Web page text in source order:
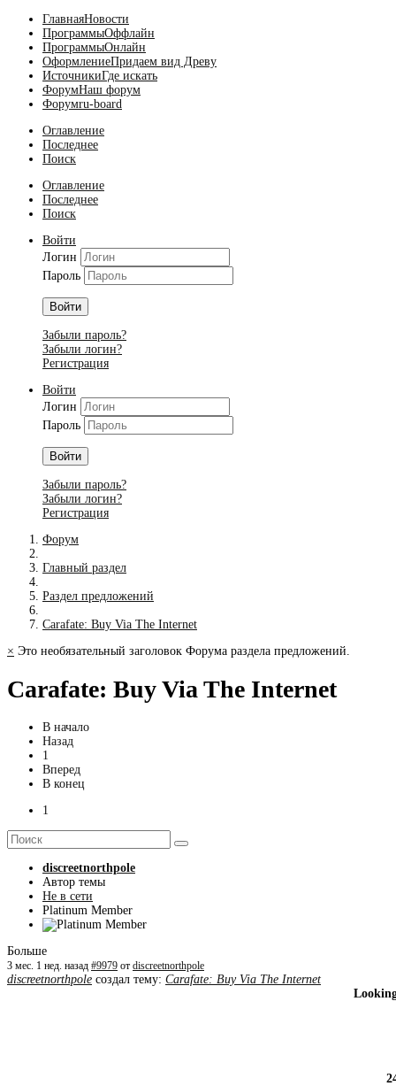
ГлавнаяНовости
ПрограммыОффлайн
ПрограммыОнлайн
ОформлениеПридаем вид Древу
ИсточникиГде искать
ФорумНаш форум
Форумru-board
Оглавление
Последнее
Поиск
Оглавление
Последнее
Поиск
Войти
Логин
Пароль
Войти
Забыли пароль?
Забыли логин?
Регистрация
Войти
Логин
Пароль
Войти
Забыли пароль?
Забыли логин?
Регистрация
Форум
Главный раздел
Раздел предложений
Carafate: Buy Via The Internet
× Это необязательный заголовок Форума раздела предложений.
Carafate: Buy Via The Internet
В начало
Назад
1
Вперед
В конец
1
discreetnorthpole
Автор темы
Не в сети
Platinum Member
Больше
3 мес. 1 нед. назад #9979 от discreetnorthpole
discreetnorthpole создал тему: Carafate: Buy Via The Internet